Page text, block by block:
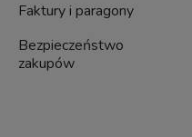
Faktury i paragony
Bezpieczeństwo
zakupów